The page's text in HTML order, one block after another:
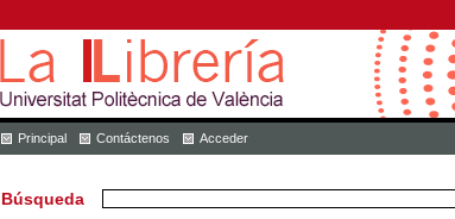
Principal Contáctenos Acceder
Búsqueda